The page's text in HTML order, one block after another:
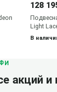
128
Light
В
акций и